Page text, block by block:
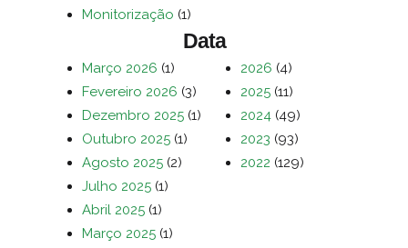
Monitorização (1)
Data
Março 2026 (1)
Fevereiro 2026 (3)
Dezembro 2025 (1)
Outubro 2025 (1)
Agosto 2025 (2)
Julho 2025 (1)
Abril 2025 (1)
Março 2025 (1)
2026 (4)
2025 (11)
2024 (49)
2023 (93)
2022 (129)